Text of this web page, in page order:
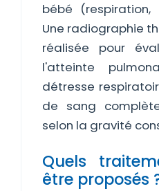
bébé (respiration,
Une radiographie
réalisée pour
l'atteinte
détresse
de sang
selon la gravité
Quels
être proposés